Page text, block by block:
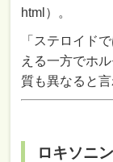
html）。
「ステロイド
える一方でホ
質も異なると言
ロキソニ